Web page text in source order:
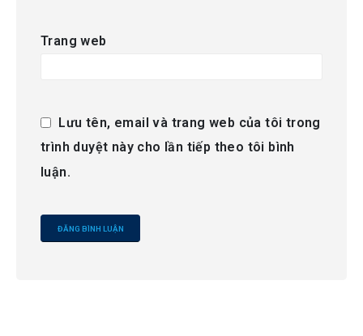
Trang web
Lưu tên, email và trang web của tôi trong
trình duyệt này cho lần tiếp theo tôi bình
luận.